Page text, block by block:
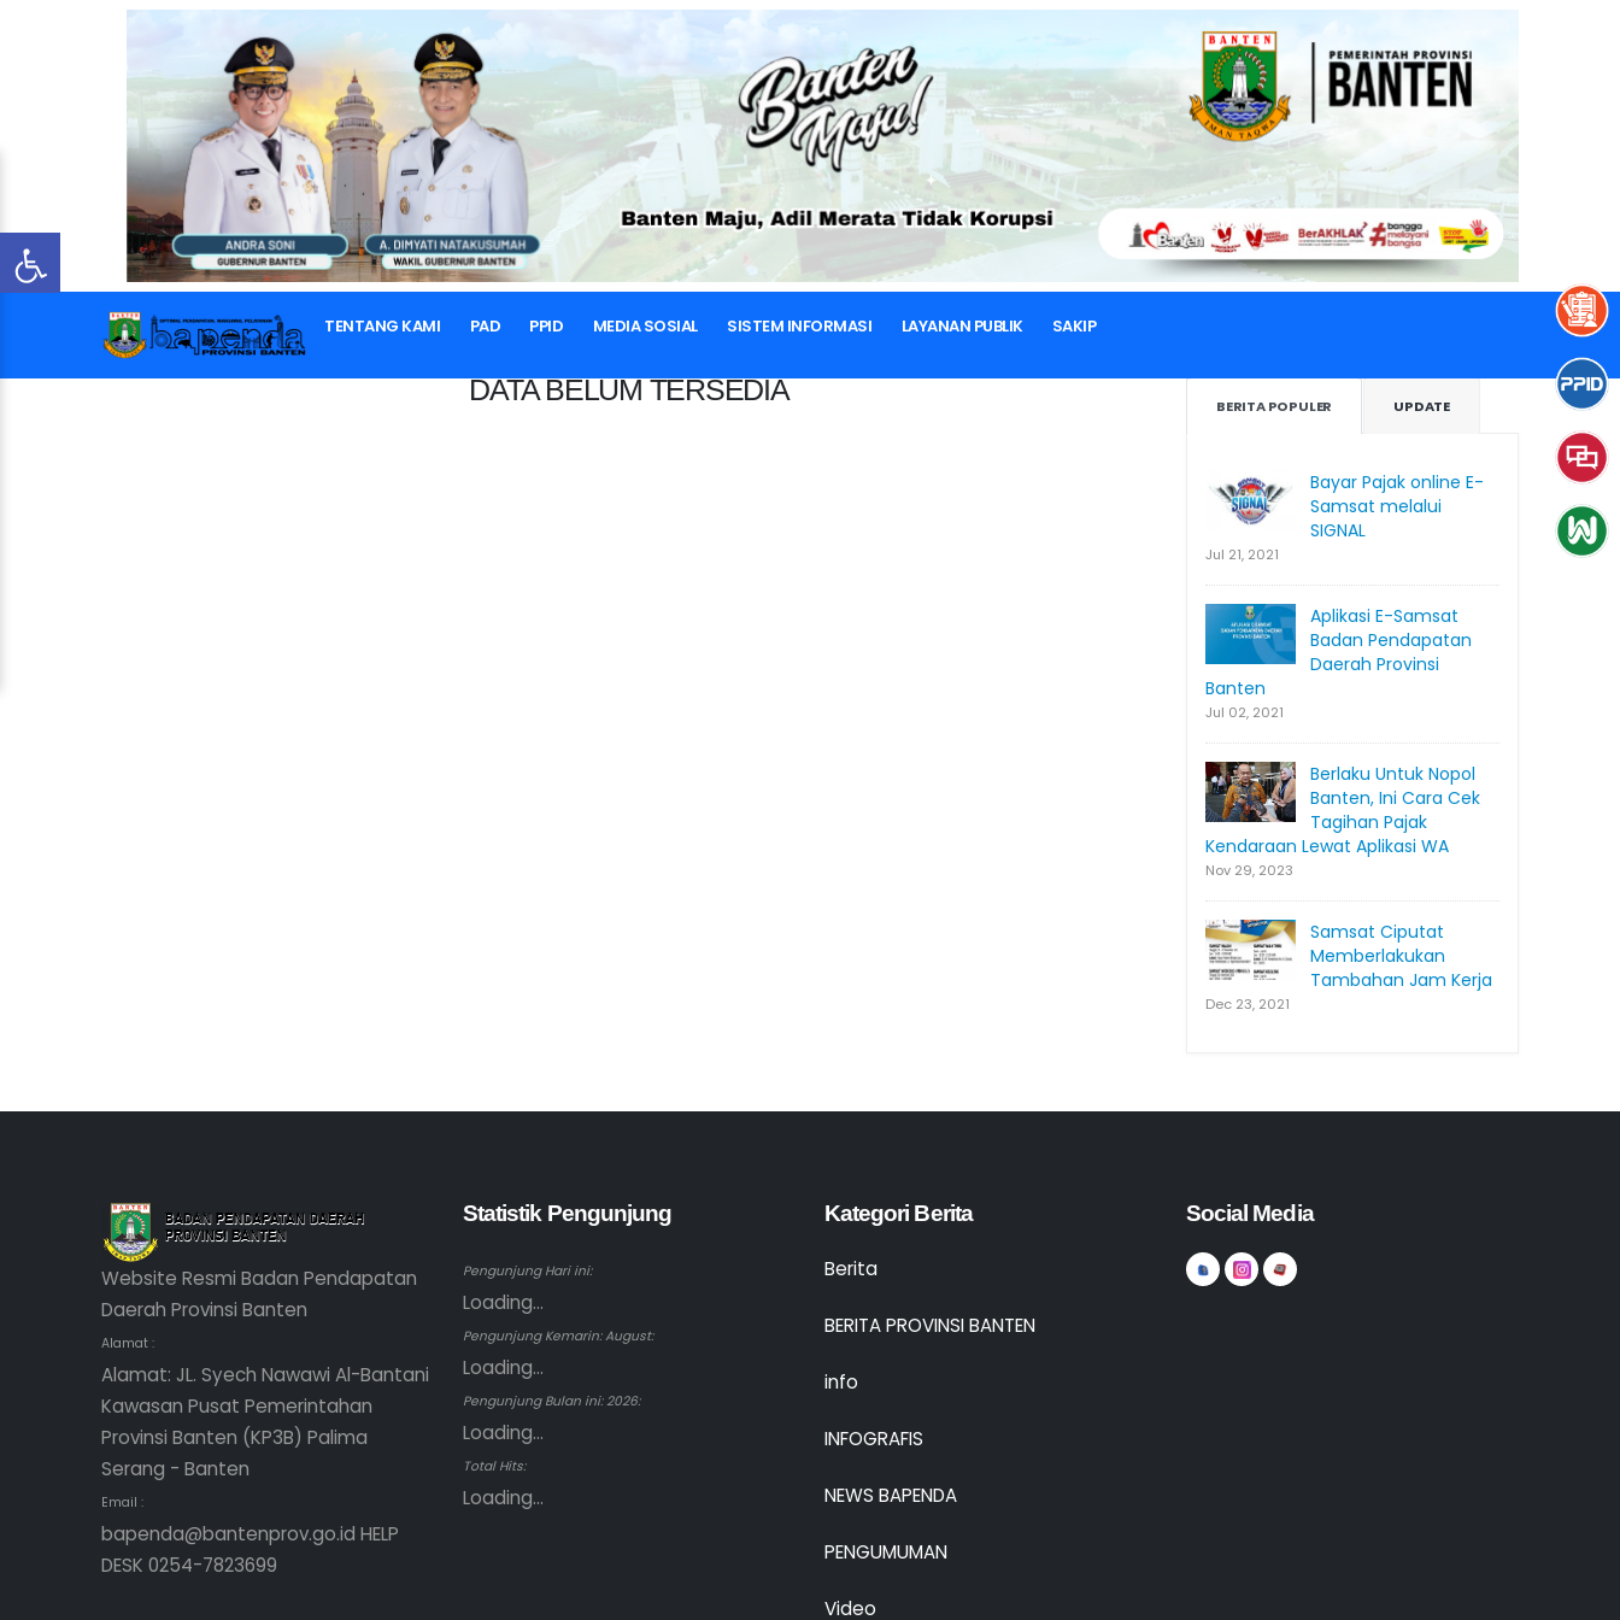
TENTANG KAMI PAD PPID MEDIA SOSIAL SISTEM INFORMASI LAYANAN PUBLIK SAKIP
BERANDA
DATA BELUM TERSEDIA
BERITA POPULER UPDATE
Bayar Pajak online E-
Samsat melalui
SIGNAL
Jul 21, 2021
Aplikasi E-Samsat
Badan Pendapatan
Daerah Provinsi
Banten
Jul 02, 2021
Berlaku Untuk Nopol
Banten, Ini Cara Cek
Tagihan Pajak
Kendaraan Lewat Aplikasi WA
Nov 29, 2023
Samsat Ciputat
Memberlakukan
Tambahan Jam Kerja
Dec 23, 2021
Website Resmi Badan Pendapatan
Daerah Provinsi Banten
Alamat :
Alamat: JL. Syech Nawawi Al-Bantani
Kawasan Pusat Pemerintahan
Provinsi Banten (KP3B) Palima
Serang - Banten
Email :
bapenda@bantenprov.go.id HELP
DESK 0254-7823699
Statistik Pengunjung
Pengunjung Hari ini:
Loading...
Pengunjung Kemarin: August:
Loading...
Pengunjung Bulan ini: 2026:
Loading...
Total Hits:
Loading...
Kategori Berita
Berita
BERITA PROVINSI BANTEN
info
INFOGRAFIS
NEWS BAPENDA
PENGUMUMAN
Video
Social Media